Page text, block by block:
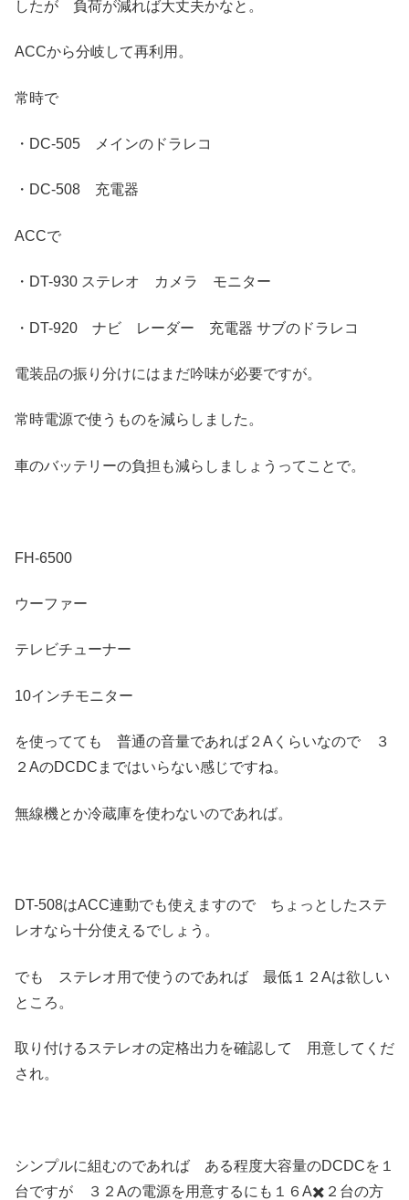
したが 負荷が減れば大丈夫かなと。
ACCから分岐して再利用。
常時で
・DC-505 メインのドラレコ
・DC-508 充電器
ACCで
・DT-930 ステレオ カメラ モニター
・DT-920 ナビ レーダー 充電器 サブのドラレコ
電装品の振り分けにはまだ吟味が必要ですが。
常時電源で使うものを減らしました。
車のバッテリーの負担も減らしましょうってことで。
FH-6500
ウーファー
テレビチューナー
10インチモニター
を使ってても 普通の音量であれば２Aくらいなので ３
２AのDCDCまではいらない感じですね。
無線機とか冷蔵庫を使わないのであれば。
DT-508はACC連動でも使えますので ちょっとしたステ
レオなら十分使えるでしょう。
でも ステレオ用で使うのであれば 最低１２Aは欲しい
ところ。
取り付けるステレオの定格出力を確認して 用意してくだ
され。
シンプルに組むのであれば ある程度大容量のDCDCを１
台ですが ３２Aの電源を用意するにも１６A✖️２台の方